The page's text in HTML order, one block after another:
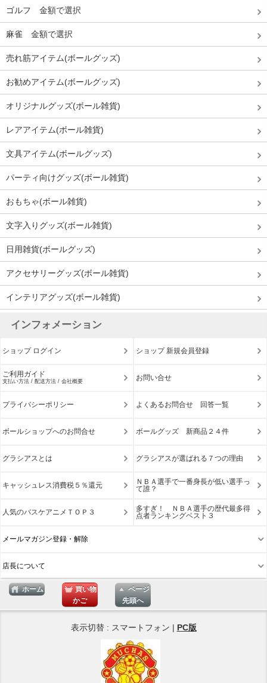
ゴルフ 金額で選択
麻雀 金額で選択
売れ筋アイテム(ボールグッズ)
お勧めアイテム(ボールグッズ)
オリジナルグッズ(ボール雑貨)
レアアイテム(ボール雑貨)
文具アイテム(ボールグッズ)
パーティ向けグッズ(ボール雑貨)
おもちゃ(ボール雑貨)
文字入りグッズ(ボール雑貨)
日用雑貨(ボールグッズ)
アクセサリーグッズ(ボール雑貨)
インテリアグッズ(ボール雑貨)
インフォメーション
ショップ ログイン ショップ 新規会員登録
ご利用ガイド
支払い方法 / 配送方法 / 会社概要 お問い合せ
プライバシーポリシー よくあるお問合せ 回答一覧
ボールショップへのお問合せ ボールグッズ 新商品２４件
グラシアスとは グラシアスが選ばれる７つの理由
キャッシュレス消費税５％還元
ＮＢＡ選手で一番身長が低い選手っ
て誰？
人気のバスケアニメＴＯＰ３
多すぎ！ ＮＢＡ選手の歴代最多得
点者ランキングベスト３
メールマガジン登録・解除
店長について
ホーム
買い物
かご
ページ
先頭へ
表示切替 : スマートフォン | PC版